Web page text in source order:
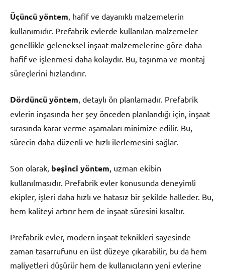
Üçüncü yöntem , hafif ve dayanıklı malzemelerin
kullanımıdır. Prefabrik evlerde kullanılan malzemeler
genellikle geleneksel inşaat malzemelerine göre daha
hafif ve işlenmesi daha kolaydır. Bu, taşınma ve montaj
süreçlerini hızlandırır.
Dördüncü yöntem , detaylı ön planlamadır. Prefabrik
evlerin inşasında her şey önceden planlandığı için, inşaat
sırasında karar verme aşamaları minimize edilir. Bu,
sürecin daha düzenli ve hızlı ilerlemesini sağlar.
Son olarak, beşinci yöntem , uzman ekibin
kullanılmasıdır. Prefabrik evler konusunda deneyimli
ekipler, işleri daha hızlı ve hatasız bir şekilde halleder. Bu,
hem kaliteyi artırır hem de inşaat süresini kısaltır.
Prefabrik evler, modern inşaat teknikleri sayesinde
zaman tasarrufunu en üst düzeye çıkarabilir, bu da hem
maliyetleri düşürür hem de kullanıcıların yeni evlerine